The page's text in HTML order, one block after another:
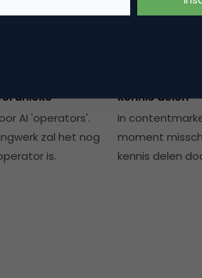
unieke
AI 'operators'.
zal het nog
is.
Door deze
kennis delen
In
moment
kennis delen